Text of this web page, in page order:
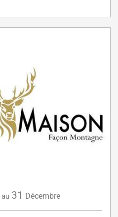
au 31 Décembre